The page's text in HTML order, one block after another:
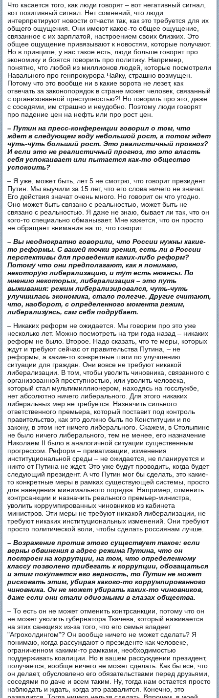
Что касается того, как люди говорят – вот негативный сигнал,
вот позитивный сигнал. Нет сомнений, что люди
интерпретируют новости отчасти так, как это требуется для их
общего ощущения. Они имеют какое-то общее ощущение,
связанное с их зарплатой, настроением своих близких. Это
общее ощущение привязывают к новостям, которые получают.
Но в принципе, у нас такое есть, люди больше говорят про
экономику и боятся говорить про политику. Например,
понятно, что любой из миллионов людей, которые посмотрели
Навального про генпрокурора Чайку, страшно возмущен.
Потому что это вообще ни в какие ворота не лезет, как
отвечать за законопорядок в стране может человек, связанный
с организованной преступностью?! Но говорить про это, даже
с соседями, им страшно и неудобно. Поэтому люди говорят
про падение цен на нефть или про рост цен.
– Путин на пресс-конференции говорил о том, что
ждет в следующем году небольшой рост, а потом ждет
чуть-чуть больший рост. Это реалистичный прогноз?
И если это не реалистичный прогноз, то это власть
себя успокаивает или пытается как-то общество
успокоить?
– Я уже, может быть, лет 5 не смотрю, что говорит президент
Путин. Мы выучили за 15 лет, что его слова ничего не значат.
Его действия значат очень много. Но говорит он что угодно.
Оно может быть связано с реальностью, может быть не
связано с реальностью. Я даже не знаю, бывает ли так, что он
кого-то специально обманывает. Мне кажется, что он просто
не обращает внимания на то, что говорит.
– Вы неоднократно говорили, что России нужны какие-
то реформы. С вашей точки зрения, есть ли в России
перспективы для проведения каких-либо реформ?
Потому что они предполагают, как я понимаю,
некоторую либерализацию, и тут есть нюансы. По
мнению некоторых, либерализация – это путь
выживания: режим либерализировался, чуть-чуть
улучшилась экономика, стало полегче. Другие считают,
что, наоборот, с определенного момента режим,
либерализуясь, сам себя подрубает.
– Никаких реформ не ожидается. Мы говорим про это уже
несколько лет. Можно посмотреть на три года назад – никаких
реформ не было. Второе. Надо сказать, что те меры, которых
ждут и требуют сейчас от правительства Путина, – не
реформы, а какие-то конкретные шаги по улучшению
ситуации для граждан. Они вовсе не требуют никакой
либерализации. В том, чтобы уволить чиновника, связанного с
организованной преступностью, или уволить человека,
который стал мультимиллионером, находясь на госслужбе,
нет абсолютно ничего либерального. Для этого никаких
либеральных мер не требуется. Назначить сильного
ответственного премьера, который поставит под контроль
правительство, как это должно быть по Конституции и по
закону, в этом нет ничего либерального. Скажем, в Столыпине
не было ничего либерального, тем не менее, его назначение
Николаем II было в аналогичной ситуации существенным
прогрессом. Реформ – приватизации, изменения
институциональной среды – не ожидается, не планируется и
никто от Путина не ждет. Это уже будут проводить, когда будет
следующий президент. А что Путин мог бы сделать, это какие-
то конкретные меры в рамках существующей системы, просто
для наведения минимального порядка. Например, отменить
контрсанкции и назначить реального премьер-министра,
уволить коррумпированных чиновников из кабинета
министров. Эти меры не требуют никакой либерализации, не
требуют никаких институциональных изменений. Они требуют
просто политической воли, чтобы сделать россиянам лучше.
– Возражение против этого существует такое: если
верны обвинения в адрес режима Путина, что он
построен на коррупции, на том, что определенному
классу позволено прибегать к коррупции, обогащаться
и этим покупается его верность, то Путин не может
рисковать этим, убирая какого-то коррумпированного
чиновника. Он не может убирать каких-то чиновников,
даже если они стали одиозными в глазах общества.
– То есть он не может отменить контрсанкции, потому что он
не может уволить губернатора Ткачева, который наживается
на этих санкциях из-за того, что его семья владеет
"Агрохолдингом"? Он вообще ничего не может сделать? Я
понимаю, когда рассуждают о президенте как человеке,
ограниченном какими-то рамками, необходимостью
поддерживать коалиции. Но в вашем рассуждении президент,
получается, вообще ничего не может сделать. Как бы все, что
он делает, обусловлено его обязательствами перед друзьями,
соседями по даче и всем таким. Ну, тогда нам остается просто
наблюдать и ждать, когда это развалится. Конечно, это